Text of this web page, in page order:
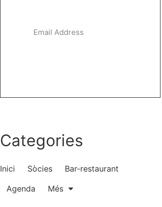
Categories
Inici Sòcies
Bar-restaurant
Agenda
Més